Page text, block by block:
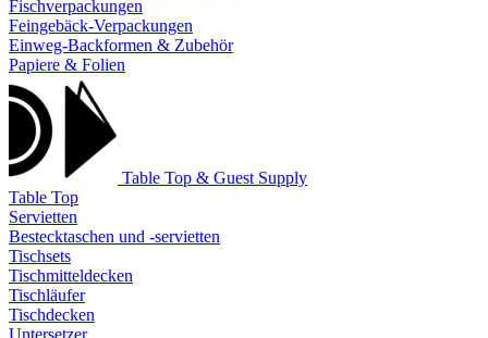
Fischverpackungen
Feingebäck-Verpackungen
Einweg-Backformen & Zubehör
Papiere & Folien
Table Top & Guest Supply
Table Top
Servietten
Bestecktaschen und -servietten
Tischsets
Tischmitteldecken
Tischläufer
Tischdecken